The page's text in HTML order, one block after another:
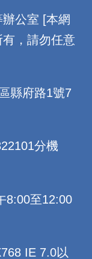
公室 [本網
，請勿任意
縣府路1號7
分機
8:00至12:00
IE 7.0以